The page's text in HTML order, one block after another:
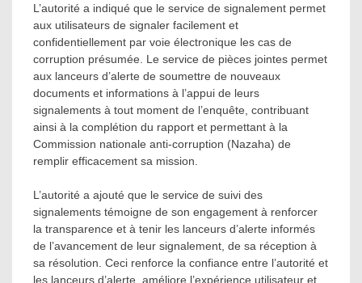
L’autorité a indiqué que le service de signalement permet
aux utilisateurs de signaler facilement et
confidentiellement par voie électronique les cas de
corruption présumée. Le service de pièces jointes permet
aux lanceurs d’alerte de soumettre de nouveaux
documents et informations à l’appui de leurs
signalements à tout moment de l’enquête, contribuant
ainsi à la complétion du rapport et permettant à la
Commission nationale anti-corruption (Nazaha) de
remplir efficacement sa mission.
L’autorité a ajouté que le service de suivi des
signalements témoigne de son engagement à renforcer
la transparence et à tenir les lanceurs d’alerte informés
de l’avancement de leur signalement, de sa réception à
sa résolution. Ceci renforce la confiance entre l’autorité et
les lanceurs d’alerte, améliore l’expérience utilisateur et